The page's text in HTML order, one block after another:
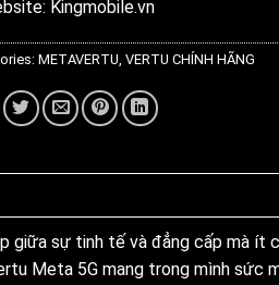
Kingmobile.vn
METAVERTU, VERTU CHÍNH HÃNG
sự tinh tế và đẳng cấp mà ít
Meta 5G mang trong mình sức